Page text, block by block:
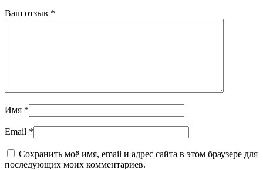
Ваш отзыв *
Имя *
Email *
Сохранить моё имя, email и адрес сайта в этом браузере для
последующих моих комментариев.